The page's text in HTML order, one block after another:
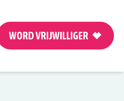
WORD VRIJWILLIGER